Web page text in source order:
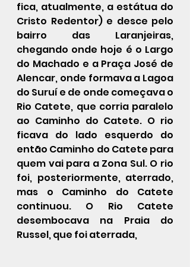
Cristo Redentor) e desce pelo
bairro das Laranjeiras,
chegando onde hoje é o Largo
do Machado e a Praça José de
Alencar, onde formava a Lagoa
do Suruí e de onde começava o
Rio Catete, que corria paralelo
ao Caminho do Catete. O rio
ficava do lado esquerdo do
então Caminho do Catete para
quem vai para a Zona Sul. O rio
foi, posteriormente, aterrado,
mas o Caminho do Catete
continuou. O Rio Catete
desembocava na Praia do
Russel, que foi aterrada,